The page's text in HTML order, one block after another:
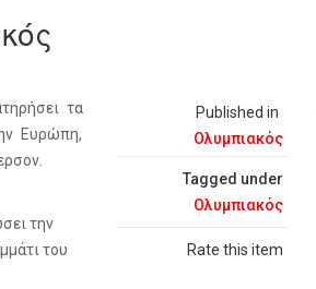
Published in
Ολυμπιακός
Tagged under
Ολυμπιακός
Rate this item
τα
Ευρώπη,
την
του